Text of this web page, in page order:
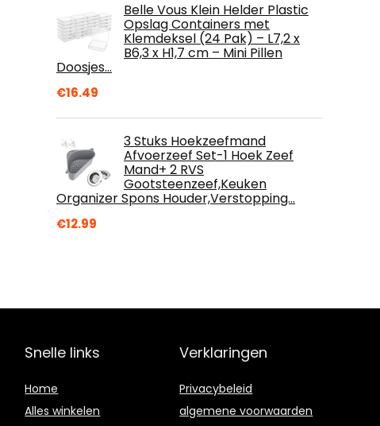
Belle Vous Klein Helder Plastic
Opslag Containers met
Klemdeksel (24 Pak) – L7,2 x
B6,3 x H1,7 cm – Mini Pillen
Doosjes…
€16.49
3 Stuks Hoekzeefmand
Afvoerzeef Set-1 Hoek Zeef
Mand+ 2 RVS
Gootsteenzeef,Keuken
Organizer Spons Houder,Verstopping…
€12.99
Snelle links
Home
Alles winkelen
Verklaringen
Privacybeleid
algemene voorwaarden